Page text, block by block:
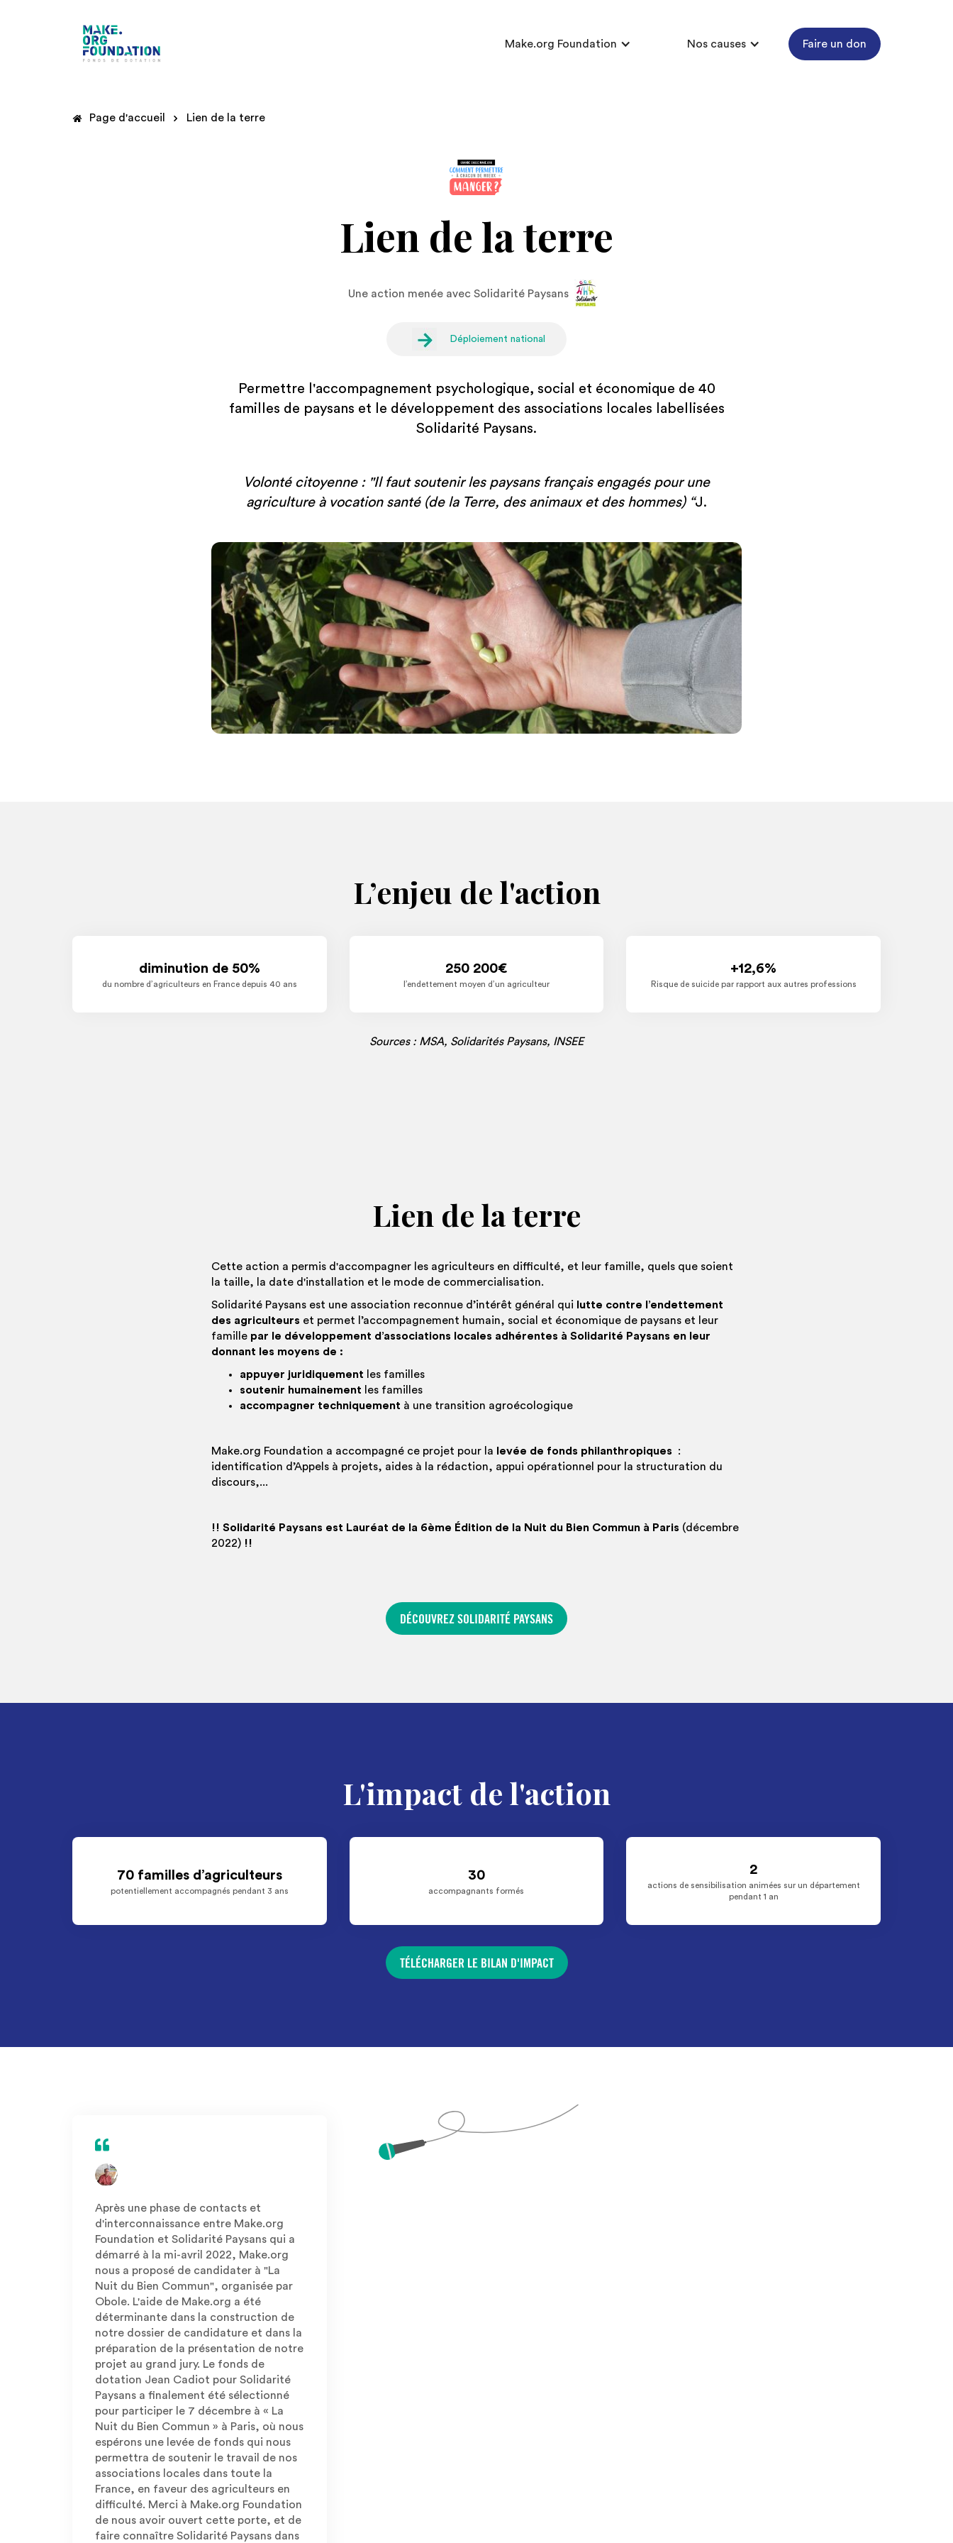
Make.org Foundation Nos causes Faire un don
Page d'accueil Lien de la terre
Lien de la terre
Une action menée avec Solidarité Paysans
Déploiement national
Permettre l'accompagnement psychologique, social et économique de 40
familles de paysans et le développement des associations locales labellisées
Solidarité Paysans.
Volonté citoyenne : "Il faut soutenir les paysans français engagés pour une
agriculture à vocation santé (de la Terre, des animaux et des hommes) “J.
L’enjeu de l'action
diminution de 50%
du nombre d’agriculteurs en France depuis 40 ans
250 200€
l’endettement moyen d’un agriculteur
+12,6%
Risque de suicide par rapport aux autres professions
Sources : MSA, Solidarités Paysans, INSEE
Lien de la terre
Cette action a permis d'accompagner les agriculteurs en difficulté, et leur famille, quels que soient
la taille, la date d'installation et le mode de commercialisation.
Solidarité Paysans est une association reconnue d’intérêt général qui
lutte contre l’endettement
des agriculteurs et permet l’accompagnement humain, social et économique de paysans et leur
famille par le développement d’associations locales adhérentes à Solidarité Paysans en leur
donnant les moyens de :
appuyer juridiquement les familles
soutenir humainement les familles
accompagner techniquement à une transition agroécologique
Make.org Foundation a accompagné ce projet pour la levée de fonds philanthropiques :
identification d’Appels à projets, aides à la rédaction, appui opérationnel pour la structuration du
discours,...
!! Solidarité Paysans est Lauréat de la 6ème Édition de la Nuit du Bien Commun à Paris (décembre
2022) !!
DÉCOUVREZ SOLIDARITÉ PAYSANS
L'impact de l'action
70 familles d’agriculteurs
potentiellement accompagnés pendant 3 ans
30
accompagnants formés
2
actions de sensibilisation animées sur un département
pendant 1 an
TÉLÉCHARGER LE BILAN D'IMPACT
Après une phase de contacts et
d'interconnaissance entre Make.org
Foundation et Solidarité Paysans qui a
démarré à la mi-avril 2022, Make.org
nous a proposé de candidater à "La
Nuit du Bien Commun", organisée par
Obole. L'aide de Make.org a été
déterminante dans la construction de
notre dossier de candidature et dans la
préparation de la présentation de notre
projet au grand jury. Le fonds de
dotation Jean Cadiot pour Solidarité
Paysans a finalement été sélectionné
pour participer le 7 décembre à « La
Nuit du Bien Commun » à Paris, où nous
espérons une levée de fonds qui nous
permettra de soutenir le travail de nos
associations locales dans toute la
France, en faveur des agriculteurs en
difficulté. Merci à Make.org Foundation
de nous avoir ouvert cette porte, et de
faire connaître Solidarité Paysans dans